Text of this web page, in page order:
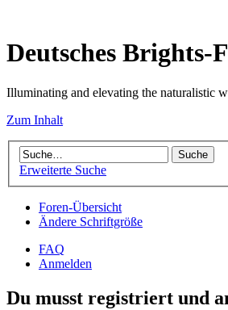
Deutsches
Illuminating and elevating the naturalistic
Zum Inhalt
Erweiterte Suche
Foren-Übersicht
Ändere Schriftgröße
FAQ
Anmelden
Du musst registriert und